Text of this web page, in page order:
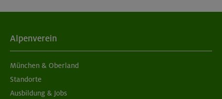
Alpenverein
München & Oberland
Standorte
Ausbildung & Jobs